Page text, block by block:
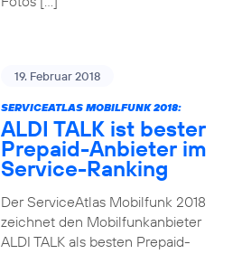
19. Februar 2018
SERVICEATLAS MOBILFUNK 2018:
ALDI TALK ist bester
Prepaid-Anbieter im
Service-Ranking
Der ServiceAtlas Mobilfunk 2018
zeichnet den Mobilfunkanbieter
ALDI TALK als besten Prepaid-